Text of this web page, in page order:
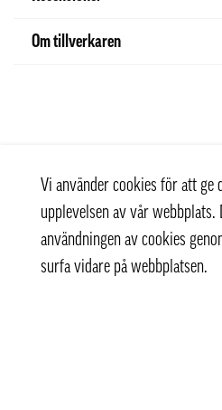
Om tillverkaren
Vi använder cookies för att ge
upplevelsen av vår webbplats.
användningen av cookies
surfa vidare på webbplatsen.